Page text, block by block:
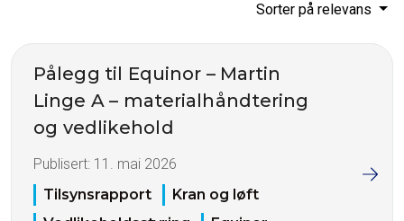
Sorter på relevans
Pålegg til Equinor – Martin
Linge A – materialhåndtering
og vedlikehold
Publisert: 11. mai 2026
Tilsynsrapport
Kran og løft